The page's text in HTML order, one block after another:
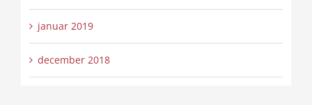
januar 2019
december 2018